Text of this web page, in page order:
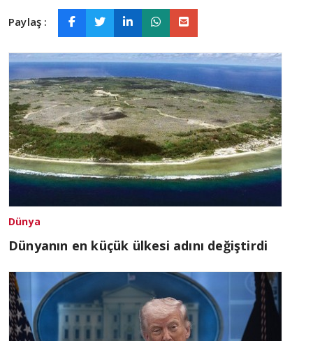
Paylaş :
Dünya
Dünyanın en küçük ülkesi adını değiştirdi